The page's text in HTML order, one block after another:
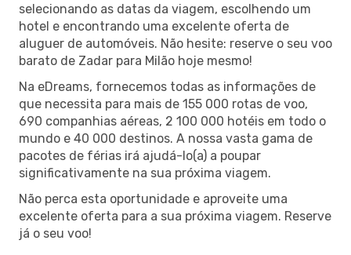
selecionando as datas da viagem, escolhendo um
hotel e encontrando uma excelente oferta de
aluguer de automóveis. Não hesite: reserve o seu voo
barato de Zadar para Milão hoje mesmo!
Na eDreams, fornecemos todas as informações de
que necessita para mais de 155 000 rotas de voo,
690 companhias aéreas, 2 100 000 hotéis em todo o
mundo e 40 000 destinos. A nossa vasta gama de
pacotes de férias irá ajudá-lo(a) a poupar
significativamente na sua próxima viagem.
Não perca esta oportunidade e aproveite uma
excelente oferta para a sua próxima viagem. Reserve
já o seu voo!